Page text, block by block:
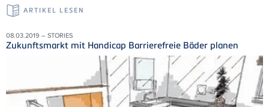
ARTIKEL LESEN
08.03.2019 – STORIES
Zukunftsmarkt mit Handicap Barrierefreie Bäder planen